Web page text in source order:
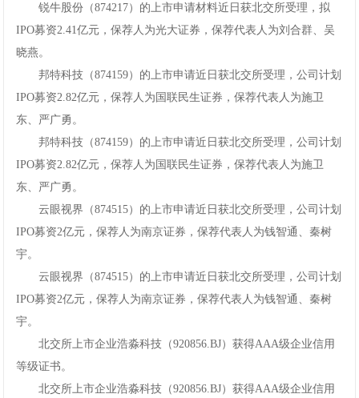
锐牛股份（874217）的上市申请材料近日获北交所受理，拟
IPO募资2.41亿元，保荐人为光大证券，保荐代表人为刘合群、吴
晓燕。
邦特科技（874159）的上市申请近日获北交所受理，公司计划
IPO募资2.82亿元，保荐人为国联民生证券，保荐代表人为施卫
东、严广勇。
邦特科技（874159）的上市申请近日获北交所受理，公司计划
IPO募资2.82亿元，保荐人为国联民生证券，保荐代表人为施卫
东、严广勇。
云眼视界（874515）的上市申请近日获北交所受理，公司计划
IPO募资2亿元，保荐人为南京证券，保荐代表人为钱智通、秦树
宇。
云眼视界（874515）的上市申请近日获北交所受理，公司计划
IPO募资2亿元，保荐人为南京证券，保荐代表人为钱智通、秦树
宇。
北交所上市企业浩淼科技（920856.BJ）获得AAA级企业信用
等级证书。
北交所上市企业浩淼科技（920856.BJ）获得AAA级企业信用